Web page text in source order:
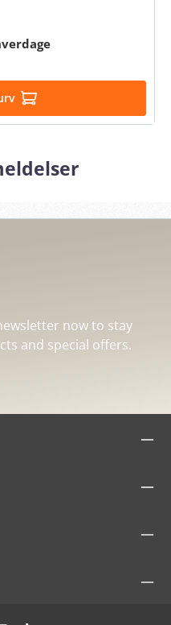
now to stay
and special offers.